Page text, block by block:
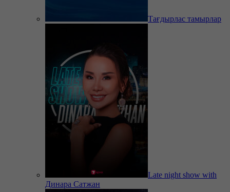
Тағдырлас тамырлар
Late night show with
Динара Сатжан